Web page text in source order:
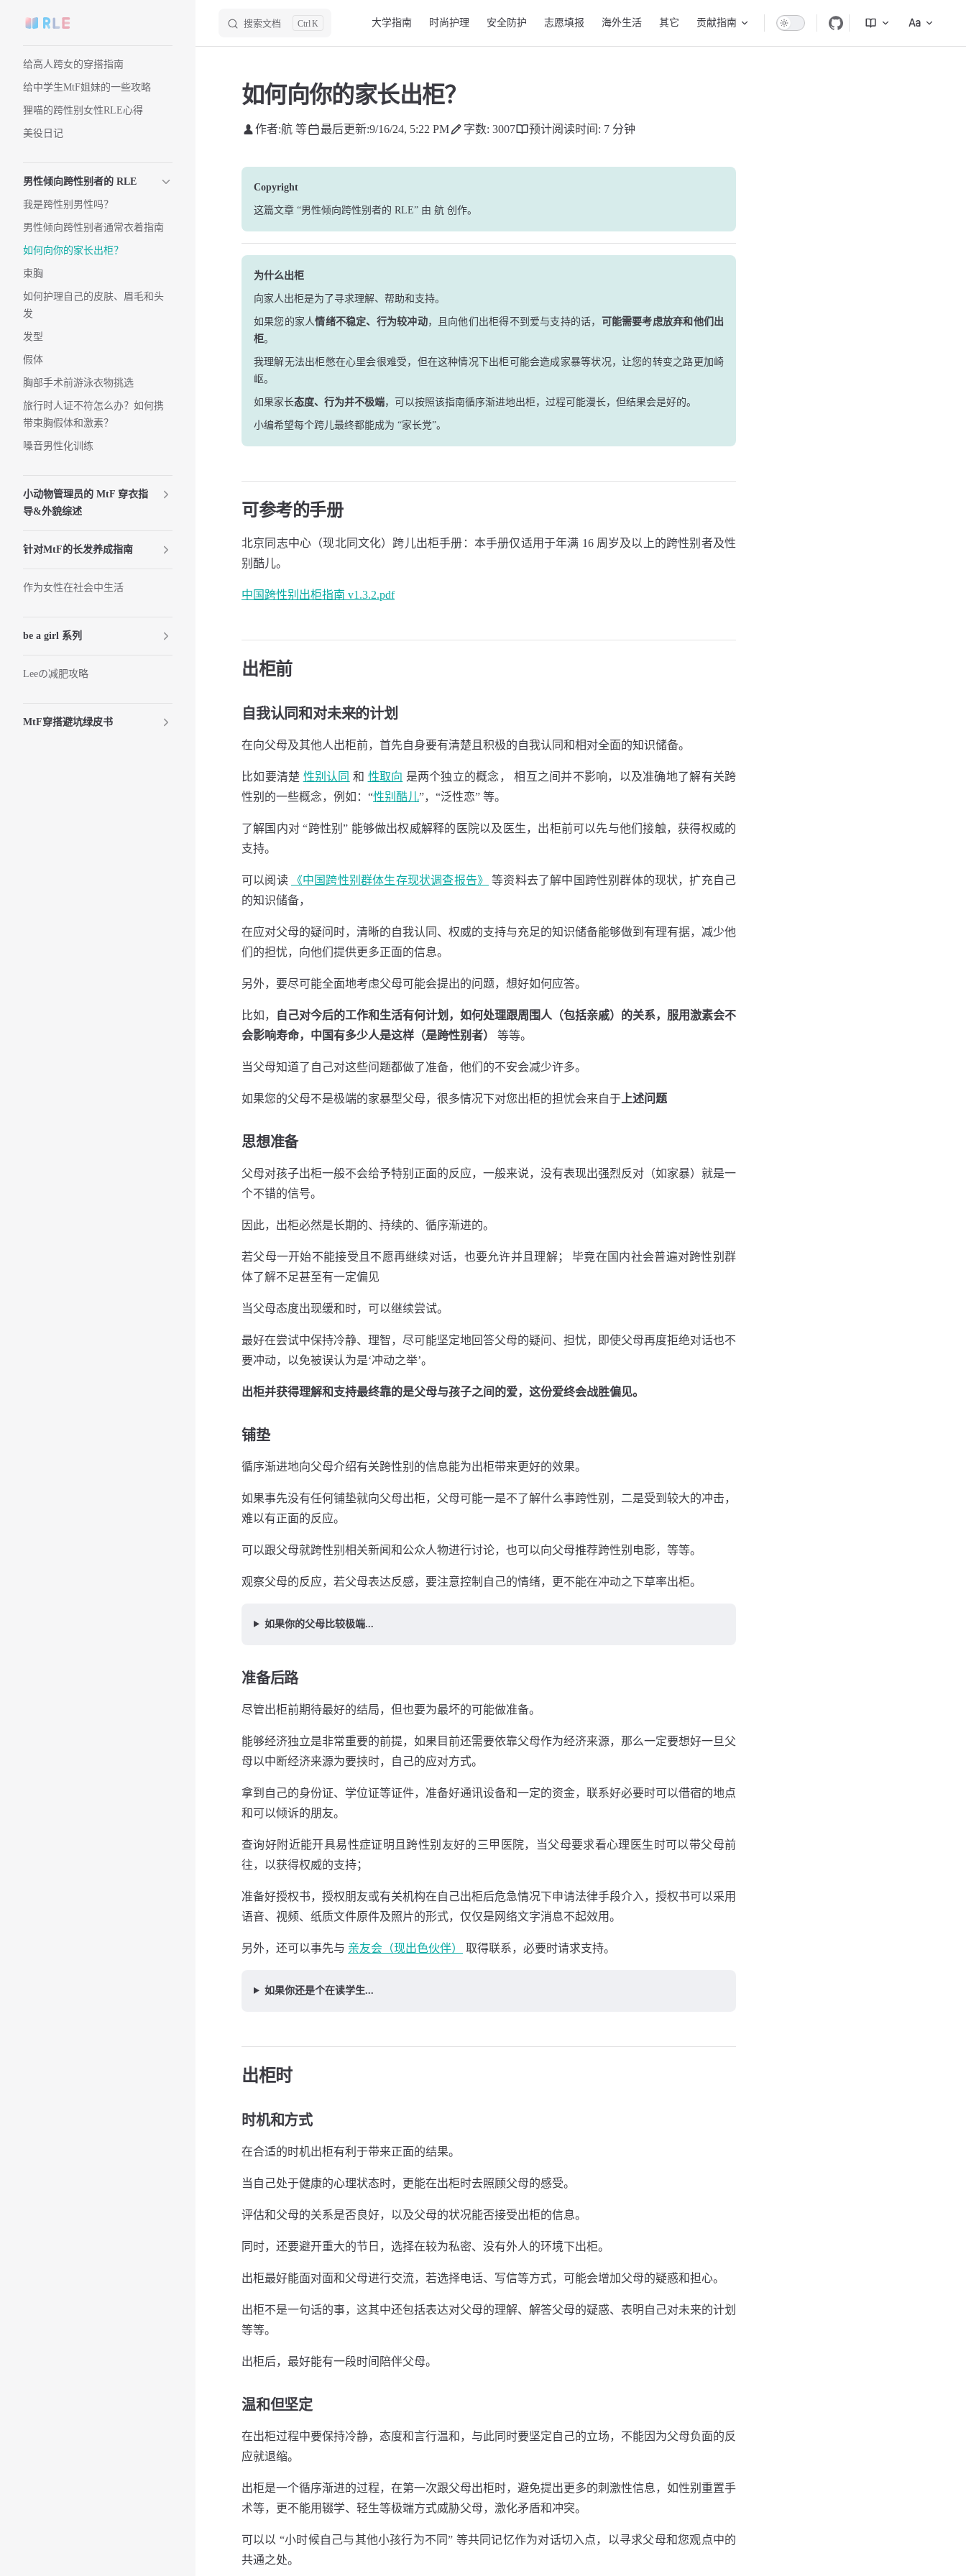
Skip to content 搜索文档 K 大学指南 时尚护理 安全防护 志愿填报 海外生活 其它 贡献指南
给高人跨女的穿搭指南
给中学生MtF姐妹的一些攻略
狸喵的跨性别女性RLE心得
美役日记
男性倾向跨性别者的 RLE
我是跨性别男性吗？
男性倾向跨性别者通常衣着指南
如何向你的家长出柜？
束胸
如何护理自己的皮肤、眉毛和头
发
发型
假体
胸部手术前游泳衣物挑选
旅行时人证不符怎么办？如何携
带束胸假体和激素？
嗓音男性化训练
小动物管理员的 MtF 穿衣指
导&外貌综述
针对MtF的长发养成指南
作为女性在社会中生活
be a girl 系列
Leeの减肥攻略
MtF穿搭避坑绿皮书
如何向你的家长出柜？
作者:航 等 最后更新:9/16/24, 5:22 PM 字数: 3007 预计阅读时间: 7 分钟
Copyright
这篇文章 “男性倾向跨性别者的 RLE” 由 航 创作。
为什么出柜
向家人出柜是为了寻求理解、帮助和支持。
如果您的家人情绪不稳定、行为较冲动，且向他们出柜得不到爱与支持的话，
可能需要考虑放弃和他们出
柜。
我理解无法出柜憋在心里会很难受，但在这种情况下出柜可能会造成家暴等状况，让您的转变之路更加崎
岖。
如果家长态度、行为并不极端，可以按照该指南循序渐进地出柜，过程可能漫长，但结果会是好的。
小编希望每个跨儿最终都能成为 “家长党”。
可参考的手册
北京同志中心（现北同文化）跨儿出柜手册：本手册仅适用于年满 16 周岁及以上的跨性别者及性
别酷儿。
中国跨性别出柜指南 v1.3.2.pdf
出柜前
自我认同和对未来的计划
在向⽗母及其他⼈出柜前，⾸先⾃⾝要有清楚且积极的⾃我认同和相对全⾯的知识储备。
⽐如要清楚 性别认同 和 性取向 是两个独⽴的概念， 相互之间并不影响，以及准确地了解有关跨
性别的⼀些概念，例如：“性别酷⼉”，“泛性恋” 等。
了解国内对 “跨性别” 能够做出权威解释的医院以及医⽣，出柜前可以先与他们接触，获得权威的
⽀持。
可以阅读 《中国跨性别群体⽣存现状调查报告》
等资料去了解中国跨性别群体的现状，扩充⾃⼰
的知识储备，
在应对⽗母的疑问时，清晰的自我认同、权威的支持与充足的知识储备能够做到有理有据，减少他
们的担忧，向他们提供更多正⾯的信息。
另外，要尽可能全⾯地考虑⽗母可能会提出的问题，想好如何应答。
⽐如，
⾃⼰对今后的⼯作和⽣活有何计划，如何处理跟周围⼈（包括亲戚）的关系，服⽤激素会不
会影响寿命，中国有多少⼈是这样（是跨性别者）
等等。
当⽗母知道了⾃⼰对这些问题都做了准备，他们的不安会减少许多。
如果您的父母不是极端的家暴型父母，很多情况下对您出柜的担忧会来自于 上述问题
思想准备
⽗母对孩⼦出柜⼀般不会给予特别正⾯的反应，⼀般来说，没有表现出强烈反对（如家暴）就是⼀
个不错的信号。
因此，出柜必然是长期的、持续的、循序渐进的。
若⽗母⼀开始不能接受且不愿再继续对话，也要允许并且理解； 毕竟在国内社会普遍对跨性别群
体了解不足甚至有一定偏见
当⽗母态度出现缓和时，可以继续尝试。
最好在尝试中保持冷静、理智，尽可能坚定地回答父母的疑问、担忧，即使父母再度拒绝对话也不
要冲动，以免被误认为是‘冲动之举’。
出柜并获得理解和⽀持最终靠的是⽗母与孩⼦之间的爱，这份爱终会战胜偏见。
铺垫
循序渐进地向⽗母介绍有关跨性别的信息能为出柜带来更好的效果。
如果事先没有任何铺垫就向⽗母出柜，⽗母可能⼀是不了解什么事跨性别，⼆是受到较⼤的冲击，
难以有正⾯的反应。
可以跟⽗母就跨性别相关新闻和公众⼈物进⾏讨论，也可以向⽗母推荐跨性别电影，等等。
观察⽗母的反应，若⽗母表达反感，要注意控制⾃⼰的情绪，更不能在冲动之下草率出柜。
如果你的父母比较极端...
准备后路
尽管出柜前期待最好的结局，但也要为最坏的可能做准备。
能够经济独⽴是⾮常重要的前提，如果⽬前还需要依靠⽗母作为经济来源，那么⼀定要想好⼀旦⽗
母以中断经济来源为要挟时，⾃⼰的应对⽅式。
拿到⾃⼰的⾝份证、学位证等证件，准备好通讯设备和⼀定的资⾦，联系好必要时可以借宿的地点
和可以倾诉的朋友。
查询好附近能开具易性症证明且跨性别友好的三甲医院，当⽗母要求看⼼理医⽣时可以带⽗母前
往，以获得权威的支持；
准备好授权书，授权朋友或有关机构在⾃⼰出柜后危急情况下申请法律⼿段介⼊，授权书可以采⽤
语⾳、视频、纸质⽂件原件及照⽚的形式，仅仅是⽹络⽂字消息不起效⽤。
另外，还可以事先与 亲友会（现出色伙伴） 取得联系，必要时请求⽀持。
如果你还是个在读学生...
出柜时
时机和方式
在合适的时机出柜有利于带来正⾯的结果。
当⾃⼰处于健康的⼼理状态时，更能在出柜时去照顾⽗母的感受。
评估和⽗母的关系是否良好，以及⽗母的状况能否接受出柜的信息。
同时，还要避开重⼤的节⽇，选择在较为私密、没有外⼈的环境下出柜。
出柜最好能⾯对⾯和⽗母进⾏交流，若选择电话、写信等⽅式，可能会增加⽗母的疑惑和担⼼。
出柜不是⼀句话的事，这其中还包括表达对⽗母的理解、解答⽗母的疑惑、表明⾃⼰对未来的计划
等等。
出柜后，最好能有⼀段时间陪伴⽗母。
温和但坚定
在出柜过程中要保持冷静，态度和⾔⾏温和，与此同时要坚定⾃⼰的⽴场，不能因为⽗母负⾯的反
应就退缩。
出柜是⼀个循序渐进的过程，在第⼀次跟⽗母出柜时，避免提出更多的刺激性信息，如性别重置⼿
术等，更不能⽤辍学、轻⽣等极端⽅式威胁⽗母，激化⽭盾和冲突。
可以以 “小时候自己与其他小孩行为不同” 等共同记忆作为对话切入点，以寻求父母和您观点中的
共通之处。